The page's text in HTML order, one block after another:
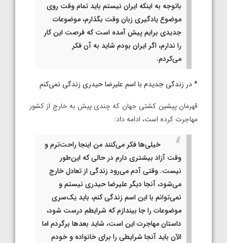
باتوجه به اینکه ایران نیستم باید تمام وقت روی
موضوع یادگیری زبان وقت بگذارم، موضوعات
جدیدی برایم پیش آمده است که فرصت این کار
را ندارم، اگر ایران بودم شاید به آن فکر
می‌کردم.
* در زندگی جدیدم با اسم علیرضا حیدری زندگی نمی‌کنم
قهرمان پیشین کشتی جهان که چندی پیش به خارج از کشور
مهاجرت کرده است، ادامه داد:
خیلی‌ها فکر می‌کنند من اینجا راحت‌ترم و
وقت آزاد بیشتری دارم در حالی که این‌طور
نیست. وقتی آدم می‌ر‌ود زندگی از تعادل خارج
می‌شود، آنجا دیگر علیرضا حیدری نیستم و
نمی‌توانم با این اسم زندگی کنم، باید یک‌سری
موضوعات را جا بیندازم که شرایطم درست شود،
داستان مهاجرت این است، شاید بعدها برگردم اما
الآن باید آنجا شرایطی را برای خانواده و خودم